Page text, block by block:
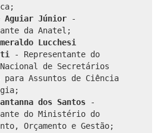
Aguiar Júnior
-
da Anatel;
Lucchesi
- Representante do
Nacional de Secretários
para Assuntos de Ciência
dos Santos -
do Ministério do
Orçamento e Gestão;